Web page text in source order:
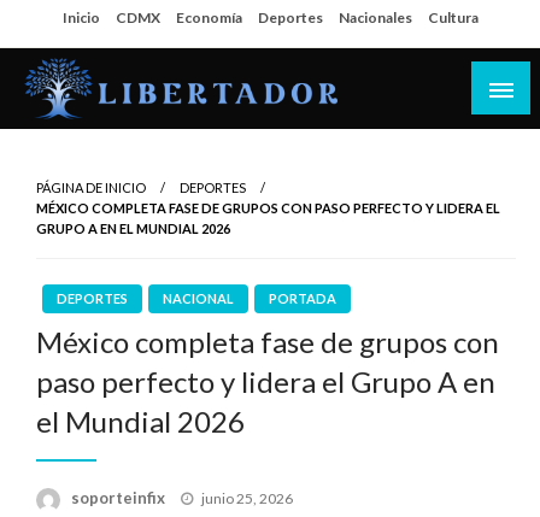
al
contenido
Inicio CDMX Economía Deportes Nacionales Cultura
PÁGINA DE INICIO
DEPORTES
MÉXICO COMPLETA FASE DE GRUPOS CON PASO PERFECTO Y LIDERA EL
GRUPO A EN EL MUNDIAL 2026
DEPORTES NACIONAL PORTADA
México completa fase de grupos con
paso perfecto y lidera el Grupo A en
el Mundial 2026
soporteinfix
Publicado
junio 25, 2026